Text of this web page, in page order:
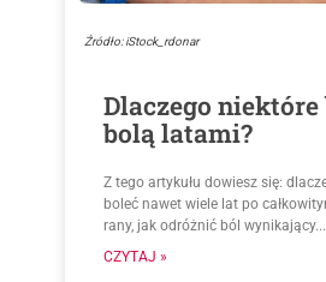
Źródło: iStock_rdonar
Dlaczego
bolą latami?
Z tego artykułu dowiesz się:
boleć nawet wiele lat po
rany, jak odróżnić ból wynikający...
CZYTAJ »